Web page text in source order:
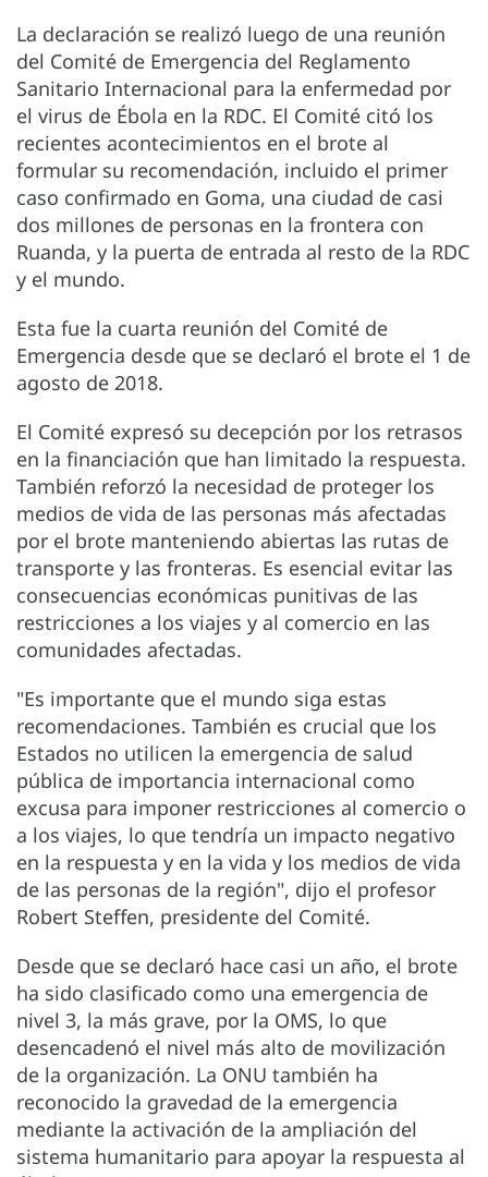
La declaración se realizó luego de una reunión
del Comité de Emergencia del Reglamento
Sanitario Internacional para la enfermedad por
el virus de Ébola en la RDC. El Comité citó los
recientes acontecimientos en el brote al
formular su recomendación, incluido el primer
caso confirmado en Goma, una ciudad de casi
dos millones de personas en la frontera con
Ruanda, y la puerta de entrada al resto de la RDC
y el mundo.
Esta fue la cuarta reunión del Comité de
Emergencia desde que se declaró el brote el 1 de
agosto de 2018.
El Comité expresó su decepción por los retrasos
en la financiación que han limitado la respuesta.
También reforzó la necesidad de proteger los
medios de vida de las personas más afectadas
por el brote manteniendo abiertas las rutas de
transporte y las fronteras. Es esencial evitar las
consecuencias económicas punitivas de las
restricciones a los viajes y al comercio en las
comunidades afectadas.
"Es importante que el mundo siga estas
recomendaciones. También es crucial que los
Estados no utilicen la emergencia de salud
pública de importancia internacional como
excusa para imponer restricciones al comercio o
a los viajes, lo que tendría un impacto negativo
en la respuesta y en la vida y los medios de vida
de las personas de la región", dijo el profesor
Robert Steffen, presidente del Comité.
Desde que se declaró hace casi un año, el brote
ha sido clasificado como una emergencia de
nivel 3, la más grave, por la OMS, lo que
desencadenó el nivel más alto de movilización
de la organización. La ONU también ha
reconocido la gravedad de la emergencia
mediante la activación de la ampliación del
sistema humanitario para apoyar la respuesta al